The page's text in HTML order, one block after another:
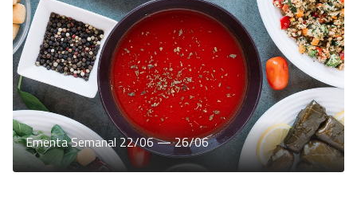
Ementa Semanal 22/06 — 26/06